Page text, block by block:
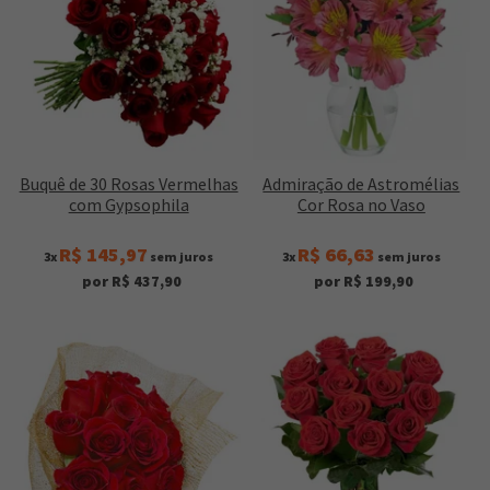
Buquê de 30 Rosas Vermelhas
com Gypsophila
3x R$ 145,97 sem juros
por R$ 437,90
Admiração de Astromélias
Cor Rosa no Vaso
3x R$ 66,63 sem juros
por R$ 199,90